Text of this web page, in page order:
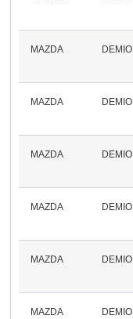
MAZDA DEMIO
MAZDA DEMIO
MAZDA DEMIO
MAZDA DEMIO
MAZDA DEMIO
MAZDA DEMIO